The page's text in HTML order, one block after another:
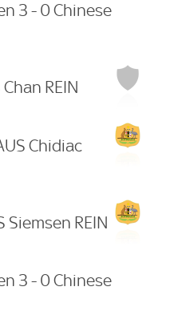
3 - 0 Chinese
REIN
Chidiac
Siemsen REIN
3 - 0 Chinese